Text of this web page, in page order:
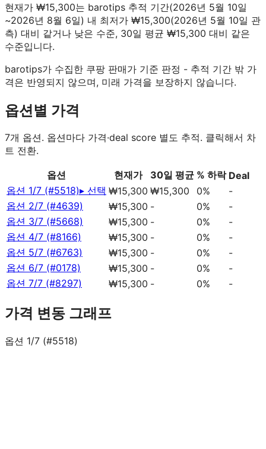
현재가 ₩15,300는 barotips 추적 기간(2026년 5월 10일
~2026년 8월 6일) 내 최저가 ₩15,300(2026년 5월 10일 관
측) 대비 같거나 낮은 수준, 30일 평균 ₩15,300 대비 같은
수준입니다.
barotips가 수집한 쿠팡 판매가 기준 판정 - 추적 기간 밖 가
격은 반영되지 않으며, 미래 가격을 보장하지 않습니다.
옵션별 가격
7개 옵션. 옵션마다 가격·deal score 별도 추적. 클릭해서 차
트 전환.
옵션 현재가 30일 평균 % 하락 Deal
옵션 1/7 (#5518)▸ 선택 ₩15,300 ₩15,300 0%
-
옵션 2/7 (#4639)
₩15,300 - 0%
-
옵션 3/7 (#5668)
₩15,300 - 0%
-
옵션 4/7 (#8166)
₩15,300 - 0%
-
옵션 5/7 (#6763)
₩15,300 - 0%
-
옵션 6/7 (#0178)
₩15,300 - 0%
-
옵션 7/7 (#8297)
₩15,300 - 0% -
가격 변동 그래프
옵션 1/7 (#5518)